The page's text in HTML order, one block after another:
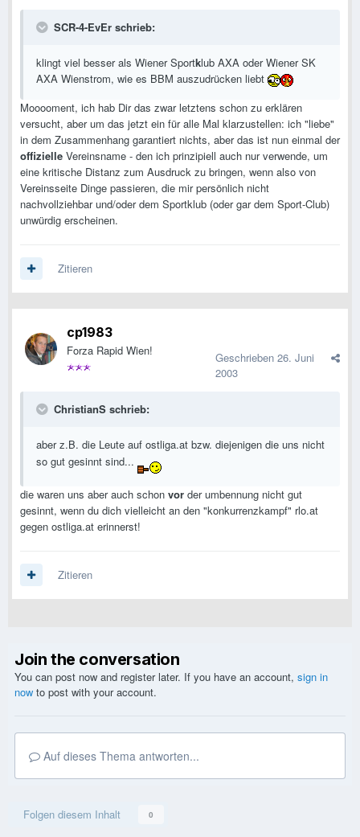
SCR-4-EvEr schrieb:
klingt viel besser als Wiener Sportklub AXA oder Wiener SK
AXA Wienstrom, wie es BBM auszudrücken liebt
Mooooment, ich hab Dir das zwar letztens schon zu erklären
versucht, aber um das jetzt ein für alle Mal klarzustellen: ich "liebe"
in dem Zusammenhang garantiert nichts, aber das ist nun einmal der
offizielle Vereinsname - den ich prinzipiell auch nurverwende, um
eine kritische Distanz zum Ausdruck zu bringen, wenn also von
Vereinsseite Dinge passieren, die mir persönlich nicht
nachvollziehbar und/oder dem Sportklub (oder gar dem Sport-Club)
unwürdig erscheinen.
Zitieren
cp1983
Forza Rapid Wien! Geschrieben 26. Juni
2003
ChristianS schrieb:
aber z.B. die Leute auf ostliga.at bzw. diejenigen die uns nicht
so gut gesinnt sind...
die waren uns aber auch schon vor der umbennung nicht gut
gesinnt, wenn du dich vielleicht an den "konkurrenzkampf" rlo.at
gegen ostliga.at erinnerst!
Zitieren
Join the conversation
You can post now and register later. If you have an account, sign in
now to post with your account.
Auf dieses Thema antworten...
Folgen diesem Inhalt 0